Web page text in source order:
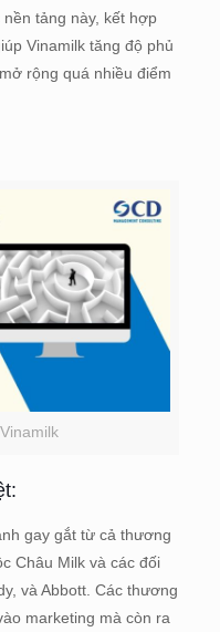
tảng này, kết hợp
Vinamilk tăng độ phủ
rộng quá nhiều điểm
gay gắt từ cả thương
Châu Milk và các đối
và Abbott. Các thương
marketing mà còn ra